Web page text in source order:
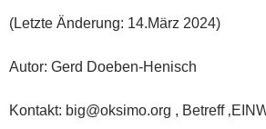
(Letzte Änderung: 14.März 2024)
Autor: Gerd Doeben-Henisch
Kontakt: big@oksimo.org , Betreff